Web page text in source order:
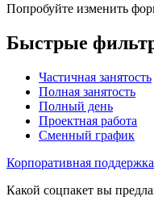
Попробуйте изменить
Быстрые
Частичная занятость
Полная занятость
Полный день
Проектная работа
Сменный график
Корпоративная
Какой соцпакет вы